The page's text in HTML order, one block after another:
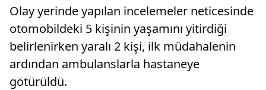
Olay yerinde yapılan incelemeler neticesinde
otomobildeki 5 kişinin yaşamını yitirdiği
belirlenirken yaralı 2 kişi, ilk müdahalenin
ardından ambulanslarla hastaneye
götürüldü.